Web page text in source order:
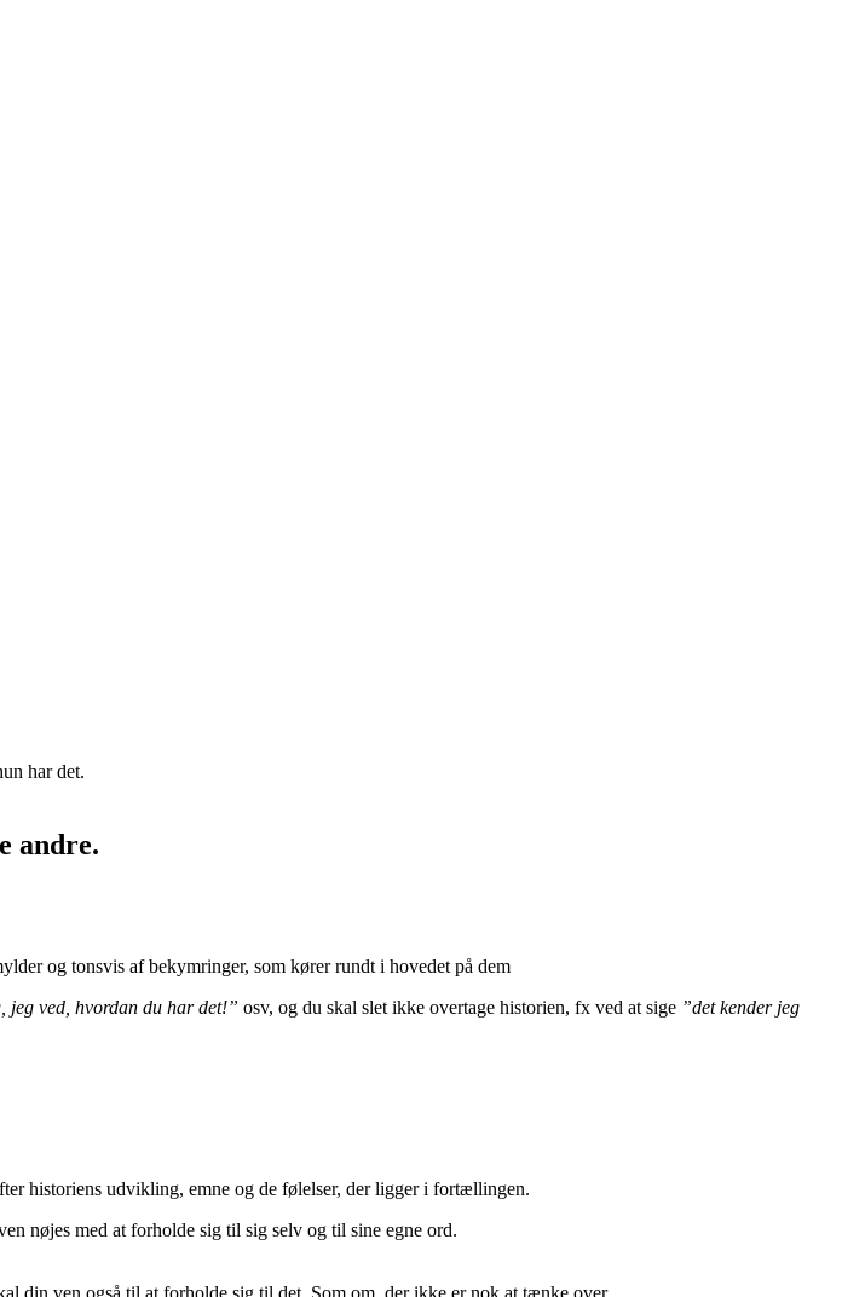
har det.
andre.
og tonsvis af bekymringer, som kører rundt i hovedet på dem
jeg ved, hvordan du har det!” osv, og du skal slet ikke overtage historien, fx ved at sige ”det kender jeg
historiens udvikling, emne og de følelser, der ligger i fortællingen.
nøjes med at forholde sig til sig selv og til sine egne ord.
din ven også til at forholde sig til det. Som om, der ikke er nok at tænke over.